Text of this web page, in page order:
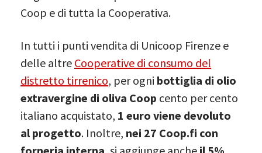
Coop e di tutta la Cooperativa.
In tutti i punti vendita di Unicoop Firenze e
delle altre Cooperative di consumo del
distretto tirrenico, per ogni bottiglia di olio
extravergine di oliva Coop cento per cento
italiano acquistato, 1 euro viene devoluto
al progetto. Inoltre, nei 27 Coop.fi con
forneria interna, si aggiunge anche il 5%